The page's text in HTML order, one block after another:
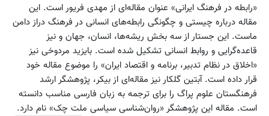
«رابطه در فرهنگ ایرانی» عنوان مقاله‌ای از مهدی فریور است. این
مقاله درباره چیستی و چگونگی رابطه‌های انسانی در فرهنگ دراز دامن
ماست. این جستار از سه بخش ریشه‌ها، انسان، جهان و نیز
قاعده‌گرایی و روابط انسانی تشکیل شده است. بایزید مردوخی نیز
«اخلاق در نظام تدبیر، برنامه و اقتصاد ایران» را موضوع مقاله خود
قرار داده است. آبتین گلکار نیز مقاله‌ای از بیکر، پژوهشگر ارشد
فرهنگستان علوم پراگ را برای ترجمه به زبان فارسی مناسب دانسته
است. مقاله این پژوهشگر «روان‌شناسی سیاسی ملت چک» نام دارد.